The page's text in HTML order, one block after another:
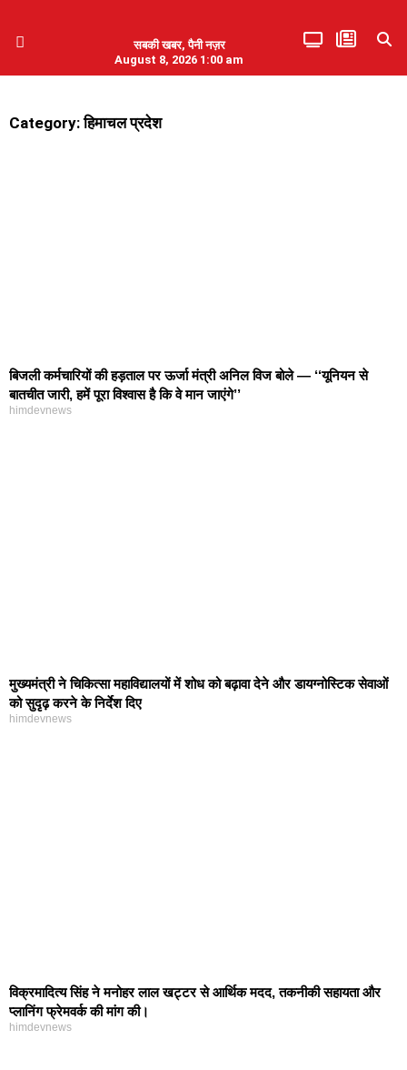
सबकी खबर, पैनी नज़र
August 8, 2026 1:00 am
Category: हिमाचल प्रदेश
बिजली कर्मचारियों की हड़ताल पर ऊर्जा मंत्री अनिल विज बोले — ‘‘यूनियन से
बातचीत जारी, हमें पूरा विश्वास है कि वे मान जाएंगे’’
himdevnews
मुख्यमंत्री ने चिकित्सा महाविद्यालयों में शोध को बढ़ावा देने और डायग्नोस्टिक सेवाओं
को सुदृढ़ करने के निर्देश दिए
himdevnews
विक्रमादित्य सिंह ने मनोहर लाल खट्टर से आर्थिक मदद, तकनीकी सहायता और
प्लानिंग फ्रेमवर्क की मांग की।
himdevnews